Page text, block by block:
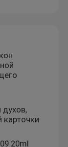
карточки
20ml